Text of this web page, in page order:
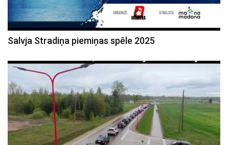
Salvja Stradiņa piemiņas spēle 2025